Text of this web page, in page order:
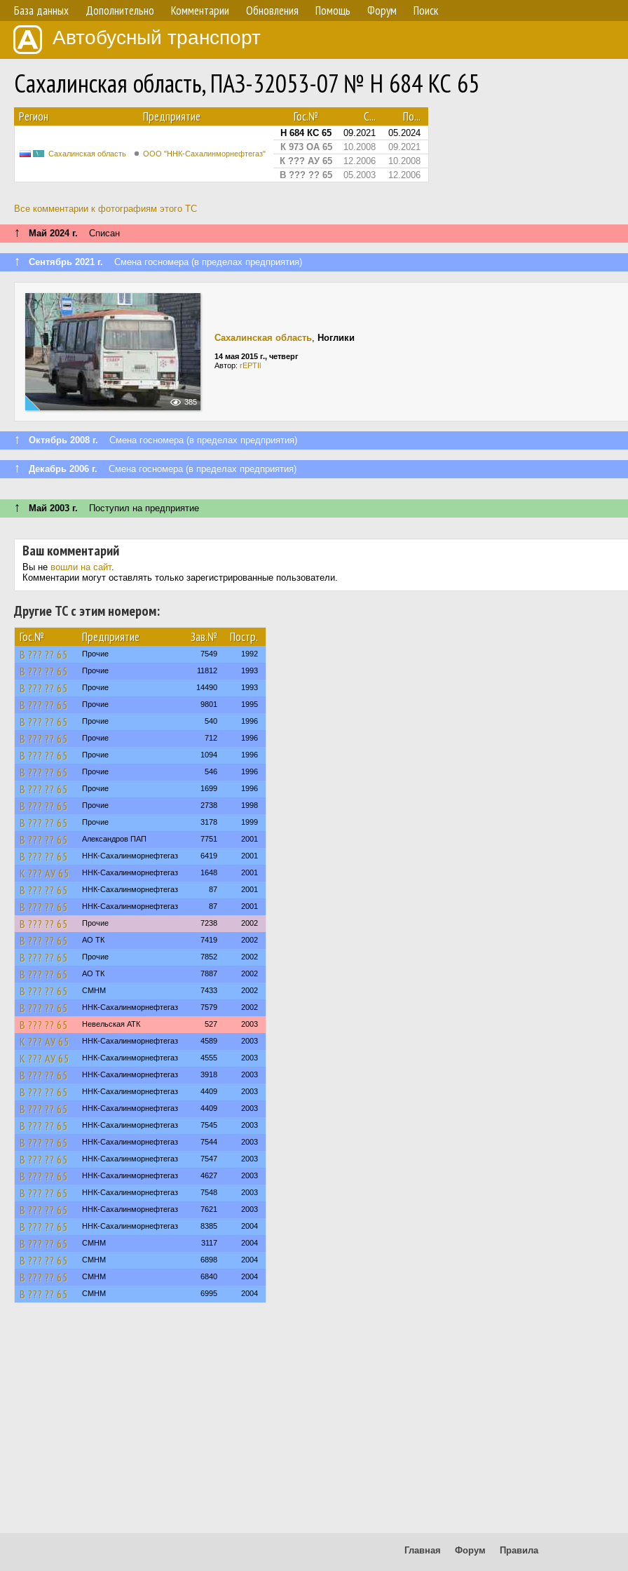
База данных Дополнительно Комментарии Обновления Помощь Форум Поиск
Автобусный транспорт
Сахалинская область, ПАЗ-32053-07 № Н 684 КС 65
Регион Предприятие Гос.№ С... По...
Сахалинская область ООО "ННК-Сахалинморнефтегаз"
Н 684 КС 65 09.2021
05.2024
К 973 ОА 65
10.2008
09.2021
К ??? АУ 65
12.2006
10.2008
В ??? ?? 65
05.2003 12.2006
Все комментарии к фотографиям этого ТС
↑ Май 2024 г. Списан
↑ Сентябрь 2021 г. Смена госномера (в пределах предприятия)
385
Сахалинская область, Ноглики
14 мая 2015 г., четверг
Автор: rEPTIl
↑ Октябрь 2008 г. Смена госномера (в пределах предприятия)
↑ Декабрь 2006 г. Смена госномера (в пределах предприятия)
↑ Май 2003 г. Поступил на предприятие
Ваш комментарий
Вы не вошли на сайт.
Комментарии могут оставлять только зарегистрированные пользователи.
Другие ТС с этим номером:
Гос.№ Предприятие Зав.№ Постр.
В ??? ?? 65 Прочие 7549 1992
В ??? ?? 65 Прочие 11812 1993
В ??? ?? 65 Прочие 14490 1993
В ??? ?? 65 Прочие 9801 1995
В ??? ?? 65 Прочие 540 1996
В ??? ?? 65 Прочие 712 1996
В ??? ?? 65 Прочие 1094 1996
В ??? ?? 65 Прочие 546 1996
В ??? ?? 65 Прочие 1699 1996
В ??? ?? 65 Прочие 2738 1998
В ??? ?? 65 Прочие 3178 1999
В ??? ?? 65 Александров ПАП 7751 2001
В ??? ?? 65 ННК-Сахалинморнефтегаз 6419 2001
К ??? АУ 65 ННК-Сахалинморнефтегаз 1648 2001
В ??? ?? 65 ННК-Сахалинморнефтегаз 87 2001
В ??? ?? 65 ННК-Сахалинморнефтегаз 87 2001
В ??? ?? 65 Прочие 7238 2002
В ??? ?? 65 АО ТК 7419 2002
В ??? ?? 65 Прочие 7852 2002
В ??? ?? 65 АО ТК 7887 2002
В ??? ?? 65 СМНМ 7433 2002
В ??? ?? 65 ННК-Сахалинморнефтегаз 7579 2002
В ??? ?? 65 Невельская АТК 527 2003
К ??? АУ 65 ННК-Сахалинморнефтегаз 4589 2003
К ??? АУ 65 ННК-Сахалинморнефтегаз 4555 2003
В ??? ?? 65 ННК-Сахалинморнефтегаз 3918 2003
В ??? ?? 65 ННК-Сахалинморнефтегаз 4409 2003
В ??? ?? 65 ННК-Сахалинморнефтегаз 4409 2003
В ??? ?? 65 ННК-Сахалинморнефтегаз 7545 2003
В ??? ?? 65 ННК-Сахалинморнефтегаз 7544 2003
В ??? ?? 65 ННК-Сахалинморнефтегаз 7547 2003
В ??? ?? 65 ННК-Сахалинморнефтегаз 4627 2003
В ??? ?? 65 ННК-Сахалинморнефтегаз 7548 2003
В ??? ?? 65 ННК-Сахалинморнефтегаз 7621 2003
В ??? ?? 65 ННК-Сахалинморнефтегаз 8385 2004
В ??? ?? 65 СМНМ 3117 2004
В ??? ?? 65 СМНМ 6898 2004
В ??? ?? 65 СМНМ 6840 2004
В ??? ?? 65 СМНМ 6995 2004
Главная Форум Правила